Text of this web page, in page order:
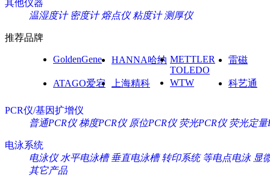
其他仪器
温湿度计 密度计 熔点仪 粘度计 测厚仪
推荐品牌
GoldenGene HANNA哈纳 METTLER
TOLEDO
雷磁
ATAGO爱宕 上海精科 WTW 科艺通
PCR仪/基因扩增仪
普通PCR仪 梯度PCR仪 原位PCR仪 荧光PCR仪 荧光定量
电泳系统
电泳仪 水平电泳槽 垂直电泳槽 转印系统 等电点电泳 显
其它产品